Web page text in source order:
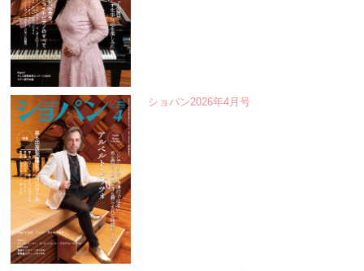
ショパン2026年4月号